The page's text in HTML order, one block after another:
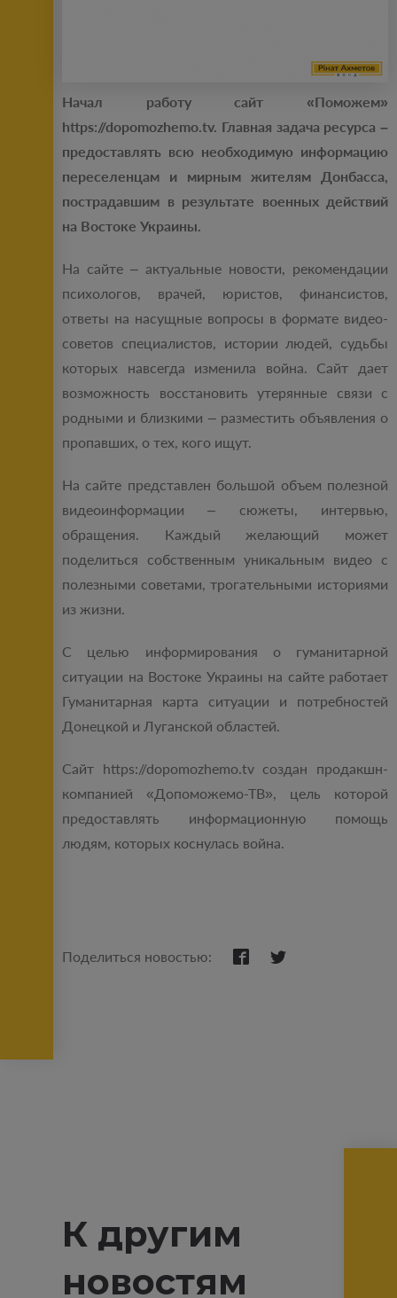
Начал работу сайт «Поможем»
https://dopomozhemo.tv. Главная задача ресурса –
предоставлять всю необходимую информацию
переселенцам и мирным жителям Донбасса,
пострадавшим в результате военных действий
на Востоке Украины.
На сайте – актуальные новости, рекомендации
психологов, врачей, юристов, финансистов,
ответы на насущные вопросы в формате видео-
советов специалистов, истории людей, судьбы
которых навсегда изменила война. Сайт дает
возможность восстановить утерянные связи с
родными и близкими – разместить объявления о
пропавших, о тех, кого ищут.
На сайте представлен большой объем полезной
видеоинформации – сюжеты, интервью,
обращения. Каждый желающий может
поделиться собственным уникальным видео с
полезными советами, трогательными историями
из жизни.
С целью информирования о гуманитарной
ситуации на Востоке Украины на сайте работает
Гуманитарная карта ситуации и потребностей
Донецкой и Луганской областей.
Сайт https://dopomozhemo.tv создан продакшн-
компанией «Допоможемо-ТВ», цель которой
предоставлять информационную помощь
людям, которых коснулась война.
Поделиться новостью:
К другим
новостям